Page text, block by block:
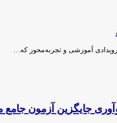
جایگزین آزمون